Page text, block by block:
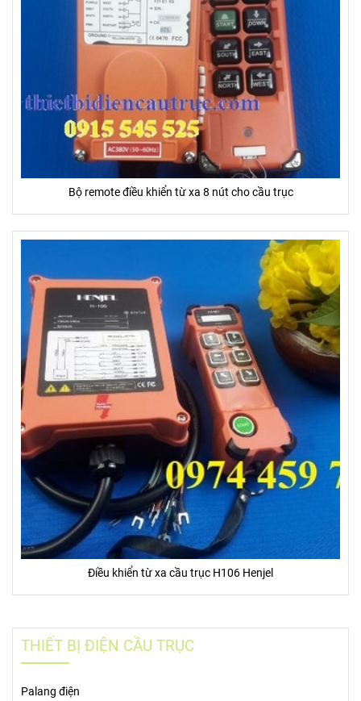
Bộ remote điều khiển từ xa 8 nút cho cầu trục
Điều khiển từ xa cầu trục H106 Henjel
THIẾT BỊ ĐIỆN CẦU TRỤC
Palang điện